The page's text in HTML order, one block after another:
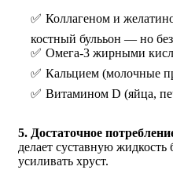
Коллагеном и
костный булььон — но
Омега-3 жирными
Кальцием (молочные
Витамином D (яйца,
5. Достаточное
делает суставную жидкость
усиливать хруст.